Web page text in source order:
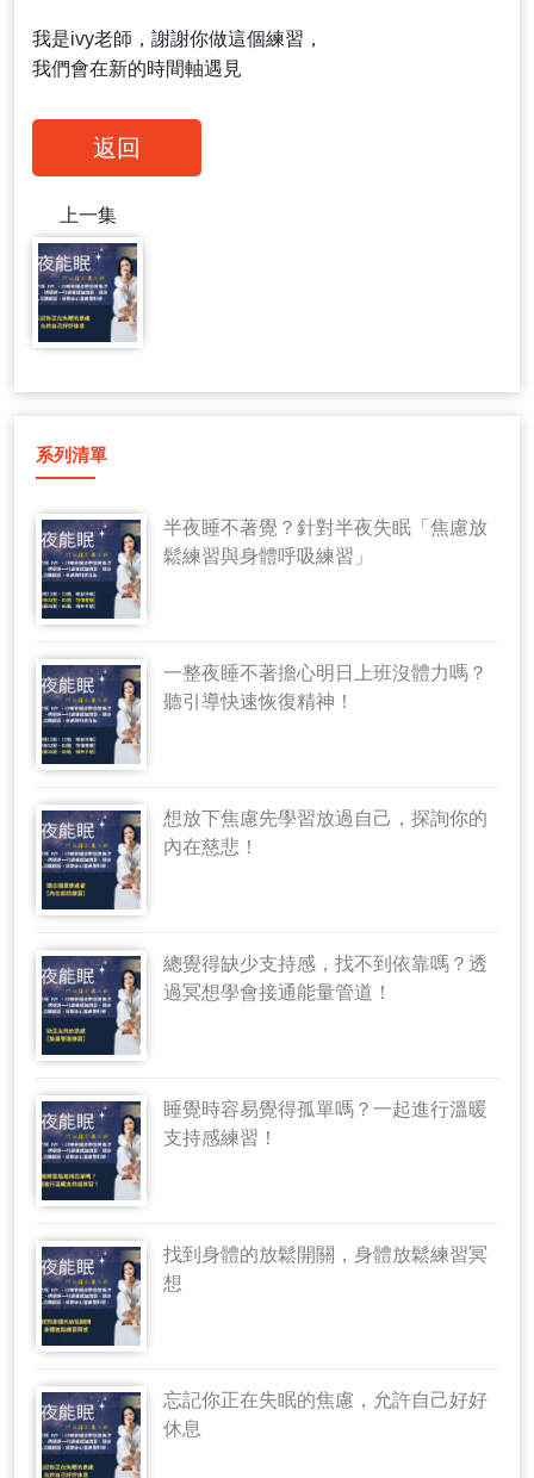
我是ivy老師，謝謝你做這個練習，
我們會在新的時間軸遇見
返回
上一集
系列清單
半夜睡不著覺？針對半夜失眠「焦慮放
鬆練習與身體呼吸練習」
一整夜睡不著擔心明日上班沒體力嗎？
聽引導快速恢復精神！
想放下焦慮先學習放過自己，探詢你的
內在慈悲！
總覺得缺少支持感，找不到依靠嗎？透
過冥想學會接通能量管道！
睡覺時容易覺得孤單嗎？一起進行溫暖
支持感練習！
找到身體的放鬆開關，身體放鬆練習冥
想
忘記你正在失眠的焦慮，允許自己好好
休息